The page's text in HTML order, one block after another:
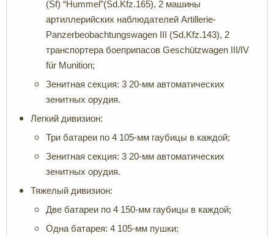
(Sf) “Hummel”(Sd.Kfz.165), 2 машины
артиллерийских наблюдателей Artillerie-
Panzerbeobachtungswagen III (Sd.Kfz.143), 2
транспортера боеприпасов Geschützwagen III/IV
für Munition;
Зенитная секция: 3 20-мм автоматических
зенитных орудия.
Легкий дивизион:
Три батареи по 4 105-мм гаубицы в каждой;
Зенитная секция: 3 20-мм автоматических
зенитных орудия.
Тяжелый дивизион:
Две батареи по 4 150-мм гаубицы в каждой;
Одна батарея: 4 105-мм пушки;